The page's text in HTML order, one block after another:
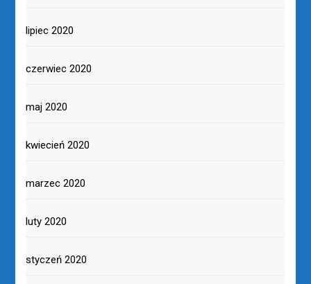
lipiec 2020
czerwiec 2020
maj 2020
kwiecień 2020
marzec 2020
luty 2020
styczeń 2020